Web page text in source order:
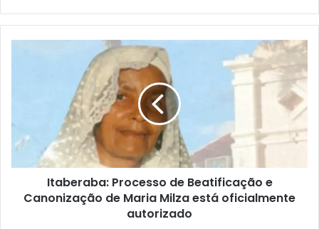
Canonização
Milza
oficialmente
Itaberaba: Processo de Beatificação e
Canonização de Maria Milza está oficialmente
autorizado